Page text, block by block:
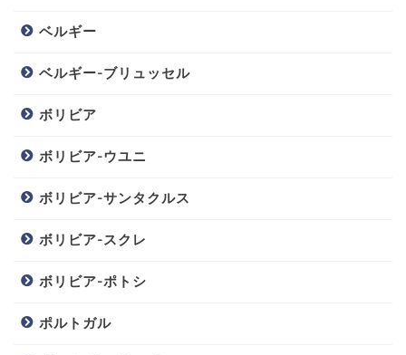
ベルギー
ベルギー-ブリュッセル
ボリビア
ボリビア-ウユニ
ボリビア-サンタクルス
ボリビア-スクレ
ボリビア-ポトシ
ポルトガル